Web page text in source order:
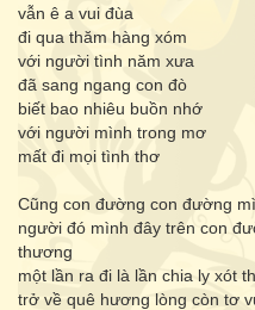
vẫn ê a vui đùa
đi qua thăm hàng xóm
với người tình năm xưa
đã sang ngang con đò
biết bao nhiêu buồn nhớ
với người mình trong mơ
mất đi mọi tình thơ
Cũng con đường con đường
người đó mình đây trên con
thương
một lần ra đi là lần chia ly xót
trở về quê hương lòng còn tơ